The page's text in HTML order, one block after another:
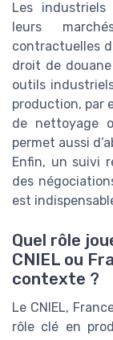
Les
leurs
contractuelles
droit de
outils
production, par
de nettoyage
permet aussi
Enfin, un suivi
des
est
Quel rôle
CNIEL ou
contexte ?
Le CNIEL,
rôle clé en